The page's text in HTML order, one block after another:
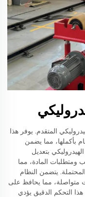
المتقدم. يوفر هذا
بأكملها، مما يضمن
بتعديل
ومتطلبات المادة، مما
يتضمن النظام
متواصلة، مما يحافظ على
التحكم الدقيق يؤدي